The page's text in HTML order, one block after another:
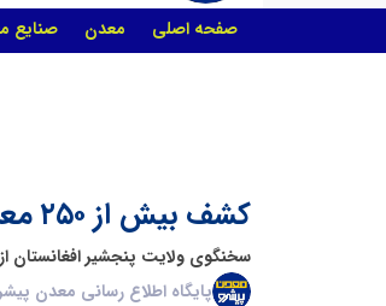
صفحه اصلی معدن صنایع
کشف بیش از ۲۵۰ معدن جدید زمرد در افغانستان
سخنگوی ولایت پنجشیر افغانستان از کشف بیش از ۲۵۰ معدن جدید
پایگاه اطلاع رسانی معدن